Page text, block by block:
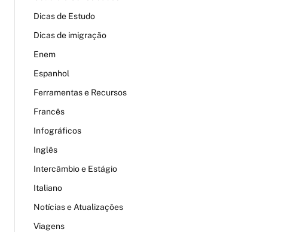
Dicas de Estudo
Dicas de imigração
Enem
Espanhol
Ferramentas e Recursos
Francês
Infográficos
Inglês
Intercâmbio e Estágio
Italiano
Notícias e Atualizações
Viagens